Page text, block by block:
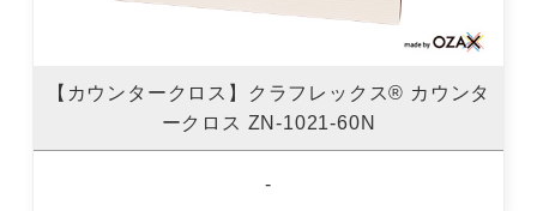
【カウンタークロス】クラフレックス® カウンタ
ークロス ZN-1021-60N
-